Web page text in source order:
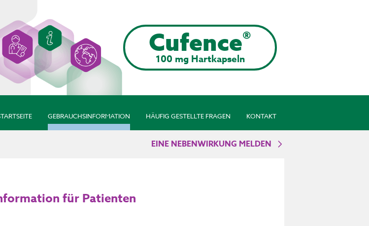
Cufence®
100 mg Hartkapseln
GEBRAUCHSINFORMATION HÄUFIG GESTELLTE FRAGEN KONTAKT
EINE NEBENWIRKUNG MELDEN
für Patienten